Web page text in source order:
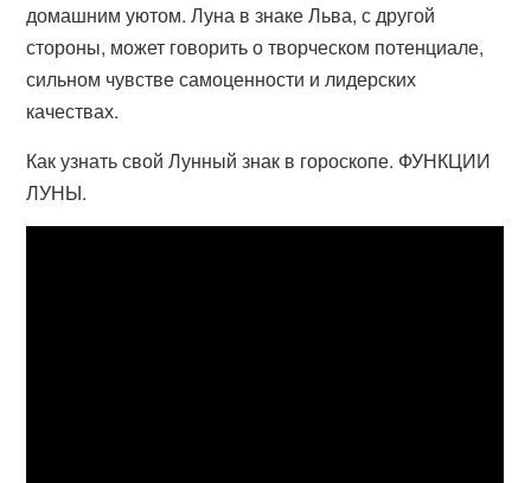
домашним уютом. Луна в знаке Льва, с другой
стороны, может говорить о творческом потенциале,
сильном чувстве самоценности и лидерских
качествах.
Как узнать свой Лунный знак в гороскопе. ФУНКЦИИ
ЛУНЫ.